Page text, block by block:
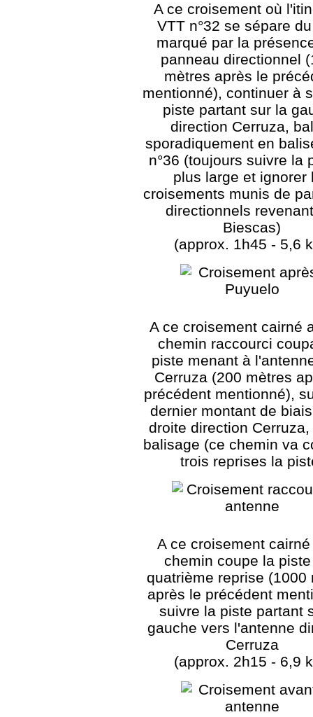
A ce croisement où
VTT n°32 se sépare
marqué par la
panneau directionnel
mètres après le
mentionné), continuer à
piste partant sur la
direction Cerruza,
sporadiquement en
n°36 (toujours suivre la
plus large et ignorer
croisements munis de
directionnels
Biescas)
(approx. 1h45 - 5,6
A ce croisement cairné
chemin raccourci
piste menant à
Cerruza (200 mètres
précédent mentionné),
dernier montant de
droite direction
balisage (ce chemin va
trois reprises la
A ce croisement
chemin coupe la
quatrième reprise (1000
après le précédent
suivre la piste partant
gauche vers l'antenne
Cerruza
(approx. 2h15 - 6,9